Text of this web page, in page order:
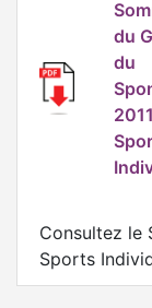
du
du
2011
Consultez le
Sports